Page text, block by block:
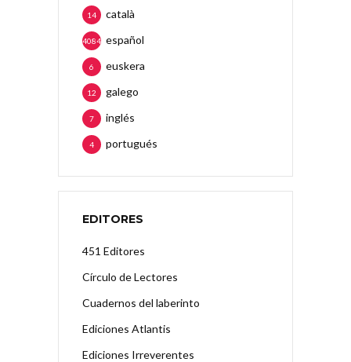
català
14
español
4084
euskera
6
galego
12
inglés
7
portugués
4
EDITORES
451 Editores
Círculo de Lectores
Cuadernos del laberinto
Ediciones Atlantis
Ediciones Irreverentes